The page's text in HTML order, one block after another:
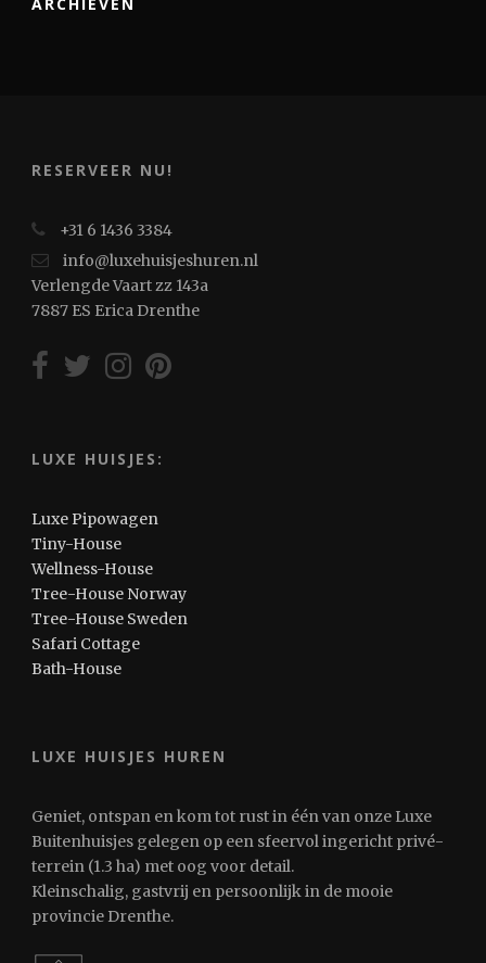
RESERVEER NU!
+31 6 1436 3384
info@luxehuisjeshuren.nl
Verlengde Vaart zz 143a
7887 ES Erica Drenthe
LUXE HUISJES:
Luxe Pipowagen
Tiny-House
Wellness-House
Tree-House Norway
Tree-House Sweden
Safari Cottage
Bath-House
LUXE HUISJES HUREN
Geniet, ontspan en kom tot rust in één van onze Luxe
Buitenhuisjes gelegen op een sfeervol ingericht privé-
terrein (1.3 ha) met oog voor detail.
Kleinschalig, gastvrij en persoonlijk in de mooie
provincie Drenthe.